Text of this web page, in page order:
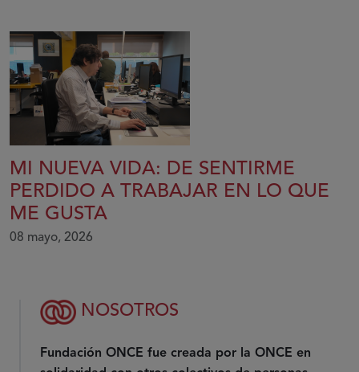
MI NUEVA VIDA: DE SENTIRME
PERDIDO A TRABAJAR EN LO QUE
ME GUSTA
08 mayo, 2026
NOSOTROS
Fundación ONCE fue creada por la ONCE en